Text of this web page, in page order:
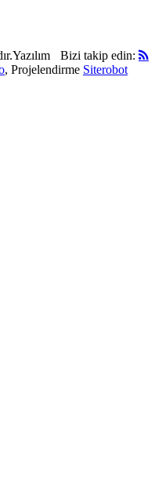
Bizi takip edin:
Yazılım
, Projelendirme Siterobot